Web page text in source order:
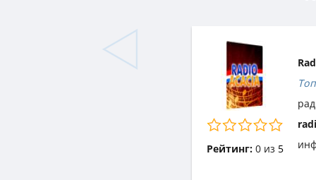
Рейтинг: 0из 5